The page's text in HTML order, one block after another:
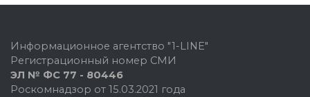
Информационное агентство "1-LINE"
Регистрационный номер СМИ
ЭЛ № ФС 77 - 80446
Роскомнадзор от 15.03.2021 года